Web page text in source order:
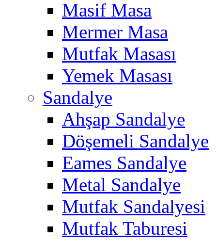
Masif Masa
Mermer Masa
Mutfak Masası
Yemek Masası
Sandalye
Ahşap Sandalye
Döşemeli Sandalye
Eames Sandalye
Metal Sandalye
Mutfak Sandalyesi
Mutfak Taburesi